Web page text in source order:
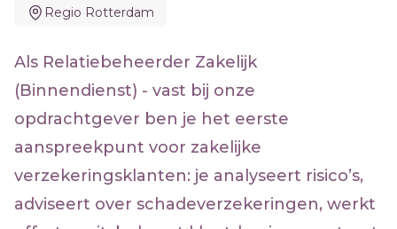
Regio Rotterdam
Als Relatiebeheerder Zakelijk
(Binnendienst) - vast bij onze
opdrachtgever ben je het eerste
aanspreekpunt voor zakelijke
verzekeringsklanten: je analyseert risico’s,
adviseert over schadeverzekeringen, werkt